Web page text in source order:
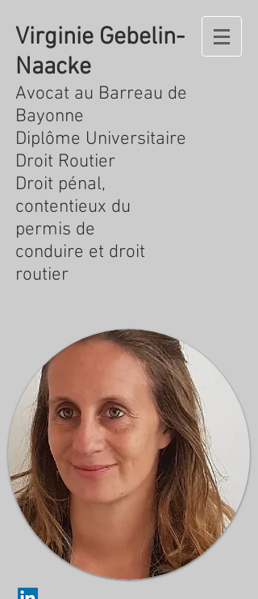
Virginie Gebelin-
Naacke
Avocat au Barreau de
Bayonne
Diplôme Universitaire
Droit Routier
Droit pénal,
contentieux du
permis de
conduire et droit
routier